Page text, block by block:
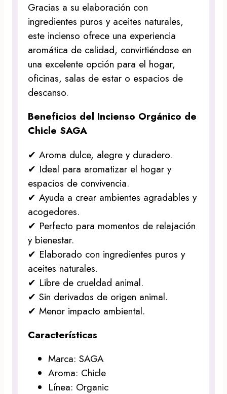
Gracias a su elaboración con
ingredientes puros y aceites naturales,
este incienso ofrece una experiencia
aromática de calidad, convirtiéndose en
una excelente opción para el hogar,
oficinas, salas de estar o espacios de
descanso.
Beneficios del Incienso Orgánico de
Chicle SAGA
✔ Aroma dulce, alegre y duradero.
✔ Ideal para aromatizar el hogar y
espacios de convivencia.
✔ Ayuda a crear ambientes agradables y
acogedores.
✔ Perfecto para momentos de relajación
y bienestar.
✔ Elaborado con ingredientes puros y
aceites naturales.
✔ Libre de crueldad animal.
✔ Sin derivados de origen animal.
✔ Menor impacto ambiental.
Características
Marca: SAGA
Aroma: Chicle
Línea: Organic